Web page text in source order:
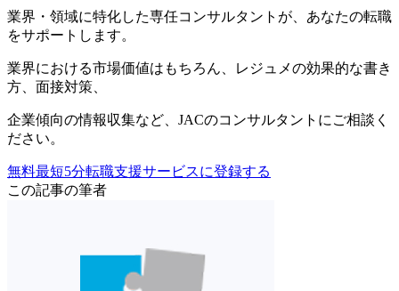
業界・領域に特化した専任コンサルタントが、 あなたの転職
をサポートします。
業界における市場価値はもちろん、
レジュメの効果的な書き
方、 面接対策、
企業傾向の情報収集など、 JACのコンサルタントにご相談く
ださい。
無料最短5分転職支援サービスに登録する
この記事の筆者